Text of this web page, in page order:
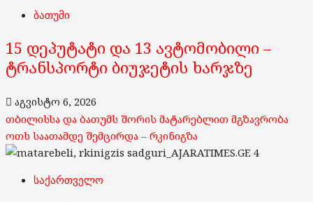
ბათუმი
15 დეპუტატი და 13 ავტომობილი –
ტრანსპორტი ბიუჯეტის ხარჯზე
აგვისტო 6, 2026
თბილისსა და ბათუმს შორის მატარებლით მგზავრობა
ოთხ საათამდე შემცირდა – რკინიგზა
4
საქართველო